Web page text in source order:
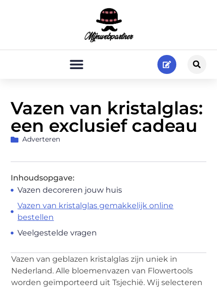
Vazen van kristalglas:
een exclusief cadeau
Adverteren
Inhoudsopgave:
Vazen decoreren jouw huis
Vazen van kristalglas gemakkelijk online
bestellen
Veelgestelde vragen
Vazen van geblazen kristalglas zijn uniek in
Nederland. Alle bloemenvazen van Flowertools
worden geïmporteerd uit Tsjechië. Wij selecteren